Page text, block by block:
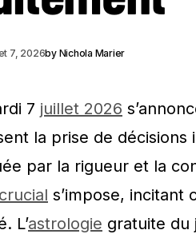
7, 2026by Nichola Marier
7 juillet 2026
la prise de
par la rigueur et la
s’impose, incitant
L’astrologie gratuite du